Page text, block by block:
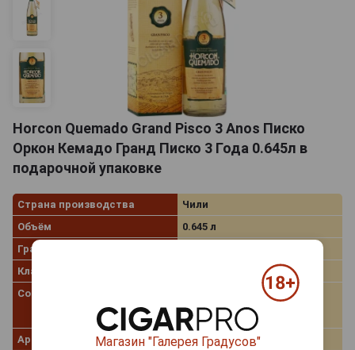
Horcon Quemado Grand Pisco 3 Anos Писко
Оркон Кемадо Гранд Писко 3 Года 0.645л в
подарочной упаковке
Страна производства
Чили
Объём
0.645 л
Градус
Классификация
Сорт винограда
Мускат Александрийский,
Мускат Розовый,
Мускателлер
Артикул
304161
Магазин "Галерея Градусов"